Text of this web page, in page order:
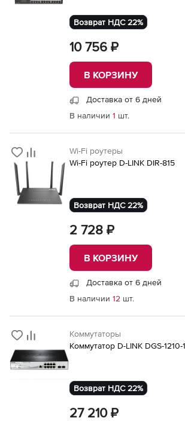
Возврат НДС 22%
10 756 ₽
В КОРЗИНУ
Доставка от 6 дней
В наличии 1 шт.
Wi-Fi роутеры
Wi-Fi роутер D-LINK DIR-815
Возврат НДС 22%
2 728 ₽
В КОРЗИНУ
Доставка от 6 дней
В наличии 12 шт.
Коммутаторы
Коммутатор D-LINK DGS-1210-
Возврат НДС 22%
27 210 ₽